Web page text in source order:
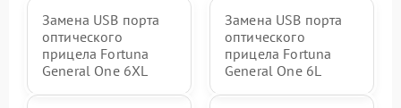
Замена USB порта
оптического
прицела Fortuna
General One 6XL
Замена USB порта
оптического
прицела Fortuna
General One 6L